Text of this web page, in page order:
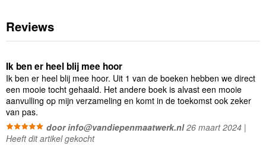
Reviews
Ik ben er heel blij mee hoor
Ik ben er heel blij mee hoor. Uit 1 van de boeken hebben we direct
een mooie tocht gehaald. Het andere boek is alvast een mooie
aanvulling op mijn verzameling en komt in de toekomst ook zeker
van pas.
door info@vandiepenmaatwerk.nl26 maart 2024 |
Heeft dit artikel gekocht